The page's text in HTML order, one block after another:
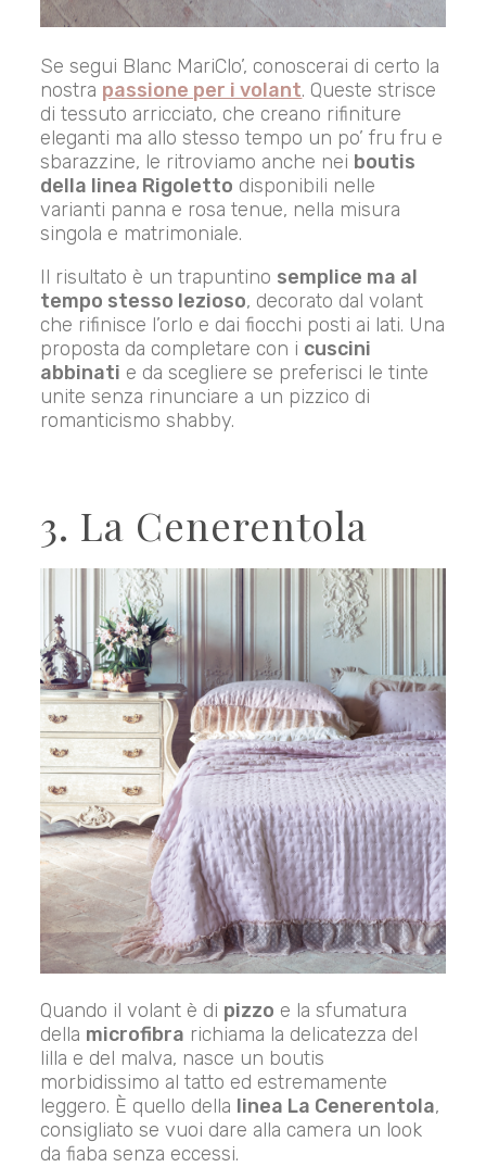
Se segui Blanc MariClo’, conoscerai di certo la
nostra passione per i volant. Queste strisce
di tessuto arricciato, che creano rifiniture
eleganti ma allo stesso tempo un po’ fru fru e
sbarazzine, le ritroviamo anche nei boutis
della linea Rigoletto disponibili nelle
varianti panna e rosa tenue, nella misura
singola e matrimoniale.
Il risultato è un trapuntino semplice ma al
tempo stesso lezioso, decorato dal volant
che rifinisce l’orlo e dai fiocchi posti ai lati. Una
proposta da completare con i cuscini
abbinati e da scegliere se preferisci le tinte
unite senza rinunciare a un pizzico di
romanticismo shabby.
3. La Cenerentola
Quando il volant è di pizzo e la sfumatura
della microfibra richiama la delicatezza del
lilla e del malva, nasce un boutis
morbidissimo al tatto ed estremamente
leggero. È quello della linea La Cenerentola,
consigliato se vuoi dare alla camera un look
da fiaba senza eccessi.